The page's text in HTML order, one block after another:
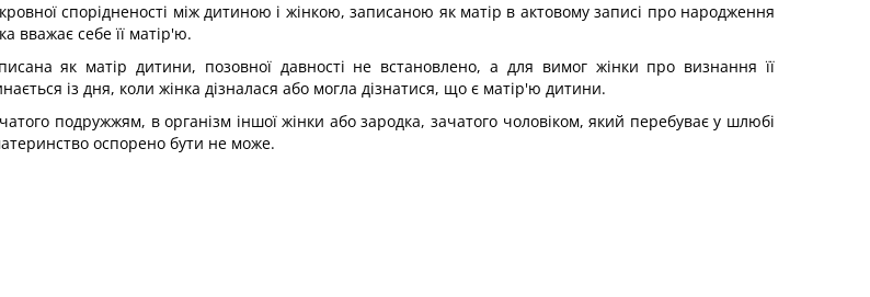
спорідненості між дитиною і жінкою, записаною як матір в актовому записі про народження
вважає себе її матір'ю.
як матір дитини, позовної давності не встановлено, а для вимог жінки про визнання її
із дня, коли жінка дізналася або могла дізнатися, що є матір'ю дитини.
подружжям, в організм іншої жінки або зародка, зачатого чоловіком, який перебуває у шлюбі
оспорено бути не може.